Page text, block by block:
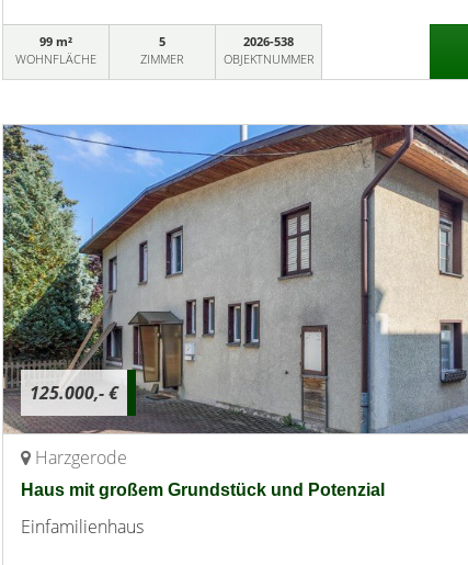
99 m²
WOHNFLÄCHE
5
ZIMMER
2026-538
OBJEKTNUMMER
125.000,- €
Harzgerode
Haus mit großem Grundstück und Potenzial
Einfamilienhaus